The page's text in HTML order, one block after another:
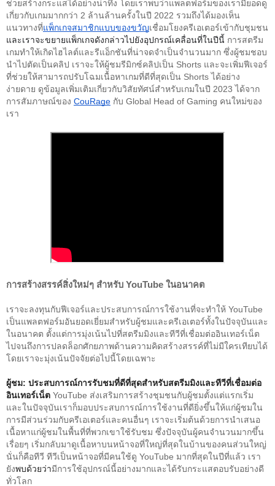
ช่วยสร้างกระแสได้อย่างน่าทึ่ง โดยเราพบว่าแพลตฟอร์มของเรามียอดดู
เกี่ยวกับเกมมากกว่า 2 ล้านล้านครั้งในปี 2022 รวมถึงได้มองเห็น
แนวทางที่แพ็กเกจสมาชิกแบบของขวัญ
และเราจะขยายแพ็กเกจดังกล่าวไปยังอุปกรณ์เคลื่อนที่ในปีนี้ การสตรีม
เกมทำให้เกิดไฮไลต์และรีแอ็กชันที่น่าจดจำเป็นจำนวนมาก ซึ่งผู้ชมชอบ
นำไปตัดเป็นคลิป เราจะให้ผู้ชมรีมิกซ์คลิปเป็น Shorts และจะเพิ่มฟีเจอร์
ที่ช่วยให้สามารถปรับโฉมเนื้อหาเกมที่ดีที่สุดเป็น Shorts ได้อย่าง
ง่ายดาย ดูข้อมูลเพิ่มเติมเกี่ยวกับวิสัยทัศน์สำหรับเกมในปี 2023 ได้จาก
การสัมภาษณ์ของ CouRage กับ Global Head of Gaming คนใหม่ของ
เรา
การสร้างสรรค์สิ่งใหม่ๆ สำหรับ YouTube ในอนาคต
เราจะลงทุนกับฟีเจอร์และประสบการณ์การใช้งานที่จะทำให้ YouTube
เป็นแพลตฟอร์มอันยอดเยี่ยมสำหรับผู้ชมและครีเอเตอร์ทั้งในปัจจุบันและ
ในอนาคต ตั้งแต่การมุ่งเน้นไปที่สตรีมมิงและทีวีที่เชื่อมต่ออินเทอร์เน็ต
ไปจนถึงการปลดล็อกศักยภาพด้านความคิดสร้างสรรค์ที่ไม่มีใครเทียบได้
โดยเราจะมุ่งเน้นปัจจัยต่อไปนี้โดยเฉพาะ
ผู้ชม: ประสบการณ์การรับชมที่ดีที่สุดสำหรับสตรีมมิงและทีวีที่เชื่อมต่อ
อินเทอร์เน็ต YouTube ส่งเสริมการสร้างชุมชนกับผู้ชมตั้งแต่แรกเริ่ม
และในปัจจุบันเราก็มอบประสบการณ์การใช้งานที่ดียิ่งขึ้นให้แก่ผู้ชมใน
การมีส่วนร่วมกับครีเอเตอร์และคนอื่นๆ เราจะเริ่มต้นด้วยการนำเสนอ
เนื้อหาแก่ผู้ชมในพื้นที่ที่พวกเขาใช้รับชม ซึ่งปัจจุบันผู้คนจำนวนมากขึ้น
เรื่อยๆ เริ่มกลับมาดูเนื้อหาบนหน้าจอที่ใหญ่ที่สุดในบ้านของคนส่วนใหญ่
นั่นก็คือทีวี ทีวีเป็นหน้าจอที่มีคนใช้ดู YouTube มากที่สุดในปีที่แล้ว เรา
ยังพบด้วยว่ามีการใช้อุปกรณ์นี้อย่างมากและได้รับกระแสตอบรับอย่างดี
ทั่วโลก